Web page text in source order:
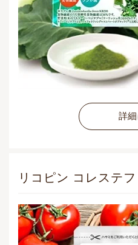
詳
リコピン コレステ